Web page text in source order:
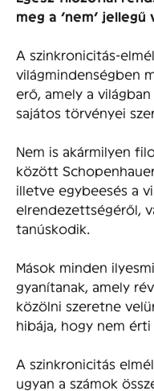
meg a ‘nem’ jellegű
A szinkronicitás-
világmindenségben
erő, amely a
sajátos törvényei
Nem is akármilyen
között
illetve egybeesés a
elrendezettségéről,
tanúskodik.
Mások minden
gyanítanak, amely
közölni szeretne
hibája, hogy nem
A szinkronicitás
ugyan a számok